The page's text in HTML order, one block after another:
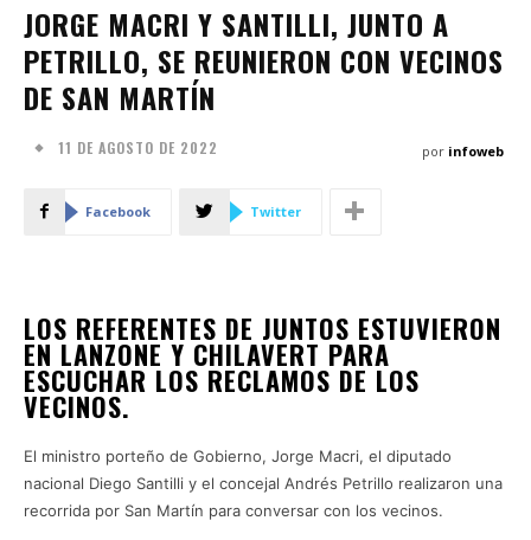
JORGE MACRI Y SANTILLI, JUNTO A
PETRILLO, SE REUNIERON CON VECINOS
DE SAN MARTÍN
11 DE AGOSTO DE 2022 por infoweb
Facebook Twitter
LOS REFERENTES DE JUNTOS ESTUVIERON
EN LANZONE Y CHILAVERT PARA
ESCUCHAR LOS RECLAMOS DE LOS
VECINOS.
El ministro porteño de Gobierno, Jorge Macri, el diputado
nacional Diego Santilli y el concejal Andrés Petrillo realizaron una
recorrida por San Martín para conversar con los vecinos.